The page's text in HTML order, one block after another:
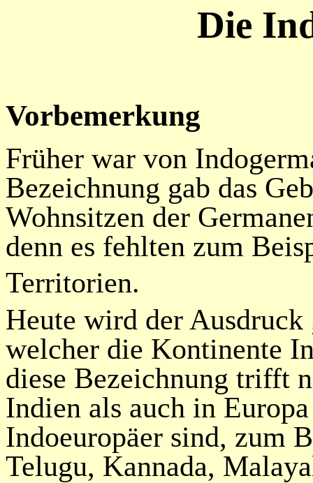
Die
Vorbemerkung
Früher war von
Bezeichnung gab das
Wohnsitzen der
denn es fehlten zum
Territorien.
Heute wird der Ausdruck
welcher die Kontinente
diese Bezeichnung trifft
Indien als auch in
Indoeuropäer sind, zum
Telugu, Kannada,